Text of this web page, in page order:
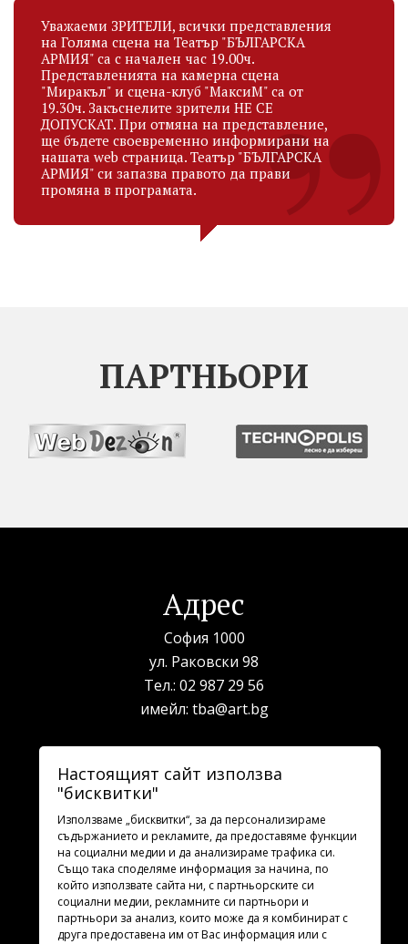
Уважаеми ЗРИТЕЛИ, всички представления
на Голяма сцена на Театър "БЪЛГАРСКА
АРМИЯ" са с начален час 19.00ч.
Представленията на камерна сцена
"Миракъл" и сцена-клуб "МаксиМ" са от
19.30ч. Закъснелите зрители НЕ СЕ
ДОПУСКАТ. При отмяна на представление,
ще бъдете своевременно информирани на
нашата web страница. Театър "БЪЛГАРСКА
АРМИЯ" си запазва правото да прави
промяна в програмата.
ПАРТНЬОРИ
Адрес
София 1000
ул. Раковски 98
Тел.: 02 987 29 56
имейл: tba@art.bg
Билетна каса
телефон:
рабoтно време: 10:00 - 19:30
Последвайте ни
Настоящият сайт използва
"бисквитки"
Използваме „бисквитки“, за да персонализираме
съдържанието и рекламите, да предоставяме функции
на социални медии и да анализираме трафика си.
Също така споделяме информация за начина, по
който използвате сайта ни, с партньорските си
социални медии, рекламните си партньори и
партньори за анализ, които може да я комбинират с
друга предоставена им от Вас информация или с